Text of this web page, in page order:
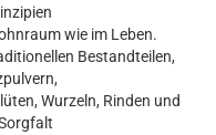
wie im Leben.
Bestandteilen,
Wurzeln, Rinden und